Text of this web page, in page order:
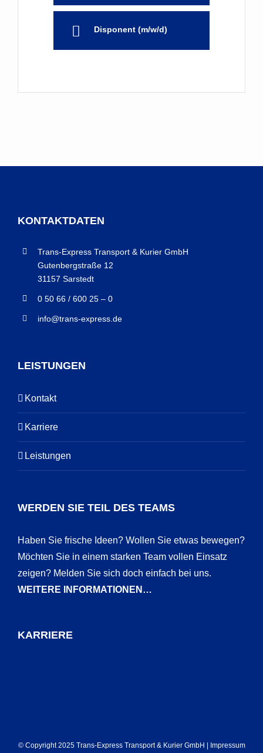
Disponent (m/w/d)
KONTAKTDATEN
Trans-Express Transport & Kurier GmbH
Gutenbergstraße 12
31157 Sarstedt
0 50 66 / 600 25 – 0
info@trans-express.de
LEISTUNGEN
Kontakt
Karriere
Leistungen
WERDEN SIE TEIL DES TEAMS
Haben Sie frische Ideen? Wollen Sie etwas bewegen?
Möchten Sie in einem starken Team vollen Einsatz
zeigen? Melden Sie sich doch einfach bei uns.
WEITERE INFORMATIONEN…
KARRIERE
© Copyright 2025 Trans-Express Transport & Kurier GmbH | Impressum